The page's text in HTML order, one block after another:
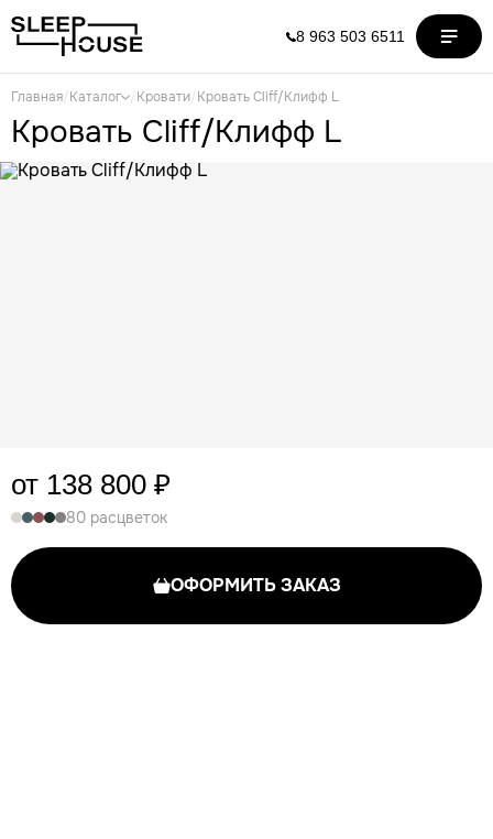
8 963 503 6511
Главная/Каталог /Кровати/Кровать Cliff/Клифф L
Кровать Cliff/Клифф L
от 138 800 ₽
80 расцветок
ОФОРМИТЬ ЗАКАЗ